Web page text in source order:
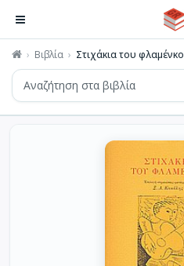
Βιβλία Στιχάκια του φλαμένκο